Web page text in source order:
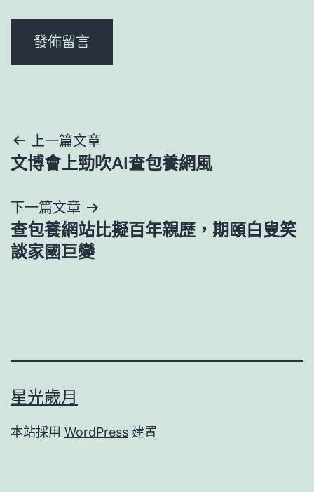
文
章
導
覽
上一篇文章
文博會上勁吹AI查包養網風
下一篇文章
查包養網站比擬百年親歷，期頤白叟笑
談家國巨變
星光歲月
本站採用 WordPress 建置